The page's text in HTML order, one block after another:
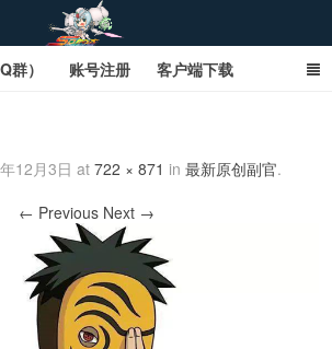
钢达服_sd敢达钢达服_SD敢达数据库
_sd敢达
群） 账号注册 客户端下载
12月3日 at 722 × 871 in 最新原创副官.
← Previous Next →